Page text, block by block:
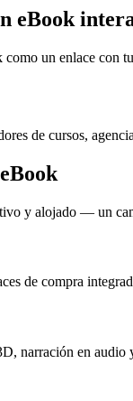
eBook
un enlace con
de cursos,
y alojado — un
de compra
narración en audio